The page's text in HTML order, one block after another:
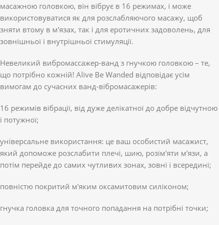
масажною головкою, він вібрує в 16 режимах, і може
використовуватися як для розслабляючого масажу, щоб
зняти втому в м'язах, так і для еротичних задоволень, для
зовнішньої і внутрішньої стимуляції.
Невеликий вибромассажер-ванд з гнучкою головкою – те,
що потрібно кожній! Alive Be Wanded відповідає усім
вимогам до сучасних ванд-вібромасажерів:
16 режимів вібрації, від дуже делікатної до добре відчутною
і потужної;
універсальне використання: це ваш особистий масажист,
який допоможе розслабити плечі, шию, розім'яти м'язи, а
потім перейде до самих чутливих зонах, зовні і всередині;
повністю покритий м'яким оксамитовим силіконом;
гнучка головка для точного попадання на потрібні точки;